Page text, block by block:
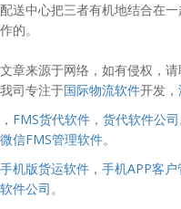
配送中心把三者有机地结合在
作的。
文章来源于网络，如有侵权，请
我司专注于国际物流软件开发，
， FMS货代软件 ， 货代软件公司
微信FMS管理软件。
手机版货运软件 ， 手机APP客户
软件公司。